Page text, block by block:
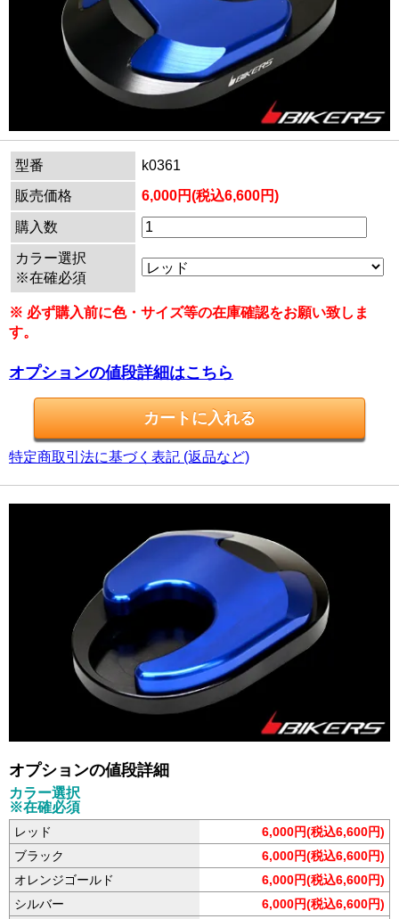
型番
k0361
販売価格
6,000円(税込6,600円)
購入数
カラー選択
※在確必須
※ 必ず購入前に色・サイズ等の在庫確認をお願い致しま
す。
オプションの値段詳細はこちら
特定商取引法に基づく表記 (返品など)
オプションの値段詳細
カラー選択
※在確必須
レッド
6,000円(税込6,600円)
ブラック
6,000円(税込6,600円)
オレンジゴールド
6,000円(税込6,600円)
シルバー
6,000円(税込6,600円)